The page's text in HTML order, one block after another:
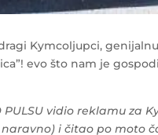
Kymcoljupci,
evo što nam je
PULSU vidio reklamu
naravno) i čitao po